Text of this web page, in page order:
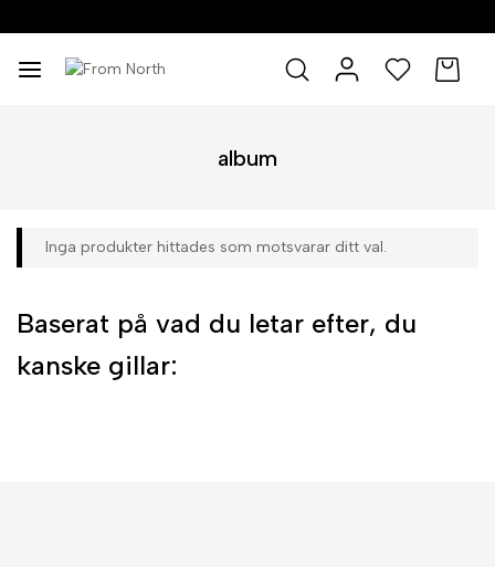
album
Inga produkter hittades som motsvarar ditt val.
Baserat på vad du letar efter, du
kanske gillar: